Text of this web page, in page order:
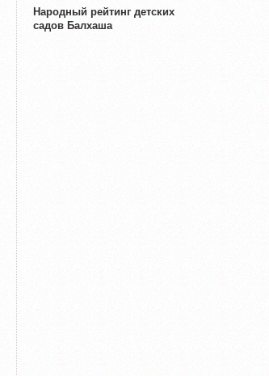
Народный рейтинг детских
садов Балхаша